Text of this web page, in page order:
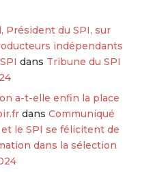
Président du SPI, sur
indépendants
dans Tribune du SPI
a-t-elle enfin la place
dans Communiqué
le SPI se félicitent de
dans la sélection